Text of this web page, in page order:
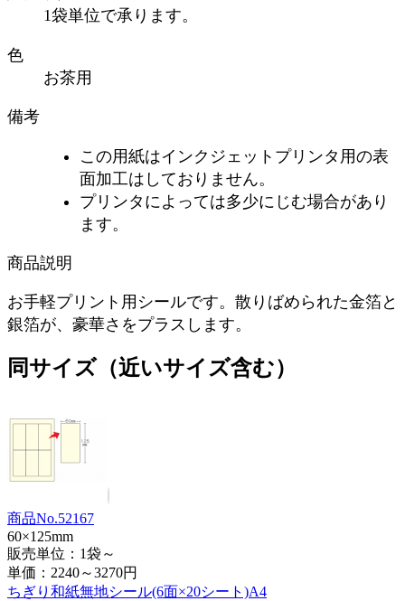
1袋単位で承ります。
色
お茶用
備考
この用紙はインクジェットプリンタ用の表
面加工はしておりません。
プリンタによっては多少にじむ場合があり
ます。
商品説明
お手軽プリント用シールです。散りばめられた金箔と
銀箔が、豪華さをプラスします。
同サイズ（近いサイズ含む）
商品No.52167
60×125mm
販売単位：1袋～
単価： 2240～3270円
ちぎり和紙無地シール(6面×20シート)A4